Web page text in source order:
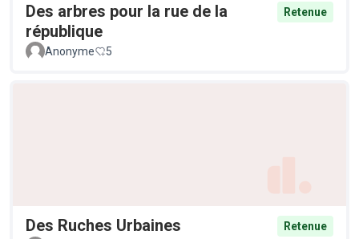
Des arbres pour la rue de la
république
Retenue
Anonyme 5
Des Ruches Urbaines
Retenue